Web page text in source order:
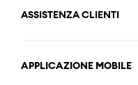
ASSISTENZA CLIENTI
APPLICAZIONE MOBILE